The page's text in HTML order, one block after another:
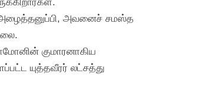
அழைத்தனுப்பி, அவனைச் சமஸ்த
குமாரனாகிய
யுத்தவீரர் லட்சத்து